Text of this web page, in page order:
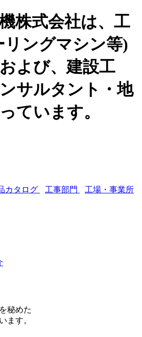
株式会社は、工
リングマシン等)
よび、建設工
サルタント・地
ています。
カタログ 工事部門
工場・事業所
秘めた
ます。